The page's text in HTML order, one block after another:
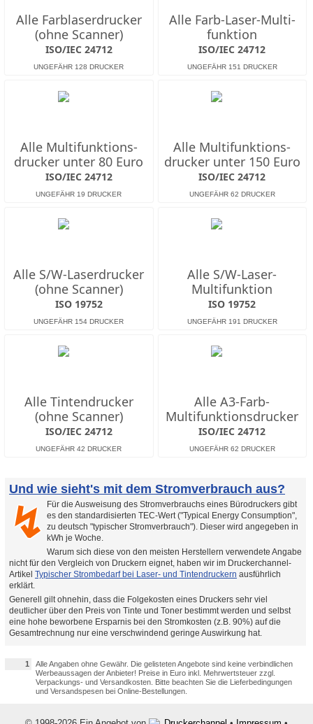
Alle Farb­laserdrucker
(ohne Scanner)
ISO/IEC 24712
Alle Farb-Laser-Multi­
funktion
ISO/IEC 24712
Alle Multifunktions­
drucker unter 80 Euro
ISO/IEC 24712
Alle Multifunktions­
drucker unter 150 Euro
ISO/IEC 24712
Alle S/W-Laserdrucker
(ohne Scanner)
ISO 19752
Alle S/W-Laser-
Multifunktion
ISO 19752
Alle Tintendrucker
(ohne Scanner)
ISO/IEC 24712
Alle A3-Farb-
Multifunktionsdrucker
ISO/IEC 24712
Und wie sieht's mit dem Stromverbrauch aus?
↯
Für die Ausweisung des Stromverbrauchs eines Bürodruckers gibt
es den standardisierten TEC-Wert ("Typical Energy Consumption",
zu deutsch "typischer Stromverbrauch"). Dieser wird angegeben in
kWh je Woche.
Warum sich diese von den meisten Herstellern verwendete Angabe
nicht für den Vergleich von Druckern eignet, haben wir im Druckerchannel-
Artikel Typischer Strombedarf bei Laser- und Tintendruckern ausführlich
erklärt.
Generell gilt ohnehin, dass die Folgekosten eines Druckers sehr viel
deutlicher über den Preis von Tinte und Toner bestimmt werden und selbst
eine hohe beworbene Ersparnis bei den Stromkosten (z.B. 90%) auf die
Gesamtrechnung nur eine verschwindend geringe Auswirkung hat.
1
Alle Angaben ohne Gewähr. Die gelisteten Angebote sind keine verbindlichen
Werbeaussagen der Anbieter! Preise in Euro inkl. Mehrwertsteuer zzgl.
Verpackungs- und Versandkosten. Bitte beachten Sie die Lieferbedingungen
und Versandspesen bei Online-Bestellungen.